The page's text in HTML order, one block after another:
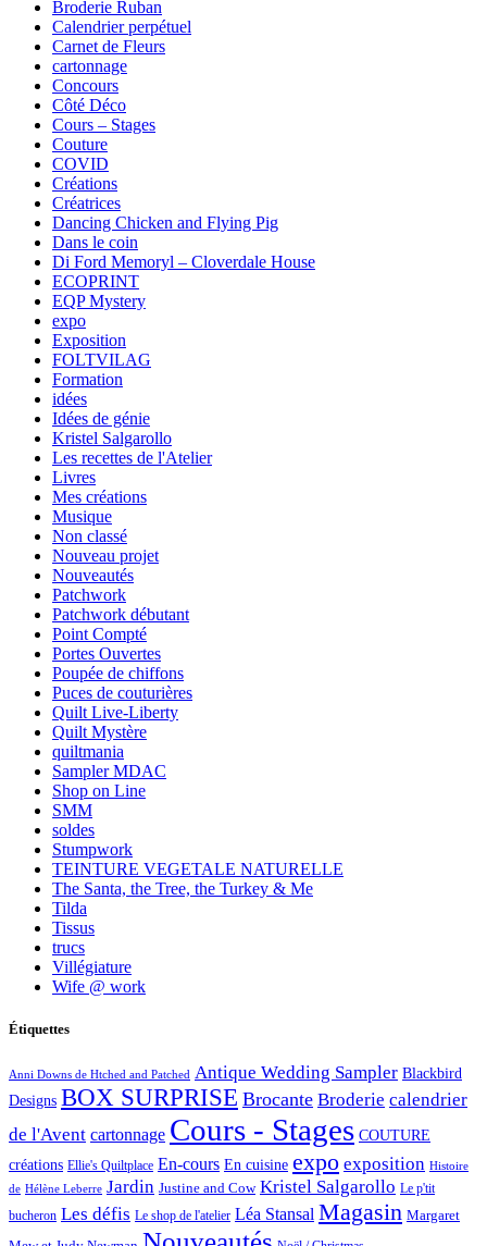
Broderie Ruban
Calendrier perpétuel
Carnet de Fleurs
cartonnage
Concours
Côté Déco
Cours – Stages
Couture
COVID
Créations
Créatrices
Dancing Chicken and Flying Pig
Dans le coin
Di Ford Memoryl – Cloverdale House
ECOPRINT
EQP Mystery
expo
Exposition
FOLTVILAG
Formation
idées
Idées de génie
Kristel Salgarollo
Les recettes de l'Atelier
Livres
Mes créations
Musique
Non classé
Nouveau projet
Nouveautés
Patchwork
Patchwork débutant
Point Compté
Portes Ouvertes
Poupée de chiffons
Puces de couturières
Quilt Live-Liberty
Quilt Mystère
quiltmania
Sampler MDAC
Shop on Line
SMM
soldes
Stumpwork
TEINTURE VEGETALE NATURELLE
The Santa, the Tree, the Turkey & Me
Tilda
Tissus
trucs
Villégiature
Wife @ work
Étiquettes
Anni Downs de Htched and Patched Antique Wedding Sampler Blackbird
Designs BOX SURPRISE Brocante Broderie calendrier
de l'Avent cartonnage Cours - Stages COUTURE
créations Ellie's Quiltplace En-cours En cuisine expo exposition Histoire
de Hélène Leberre Jardin Justine and Cow Kristel Salgarollo Le p'tit
bucheron Les défis Le shop de l'atelier Léa Stansal Magasin Margaret